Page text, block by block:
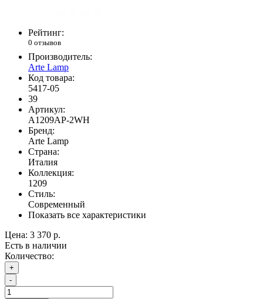
Рейтинг:
0 отзывов
Производитель:
Arte Lamp
Код товара:
5417-05
39
Артикул:
A1209AP-2WH
Бренд:
Arte Lamp
Страна:
Италия
Коллекция:
1209
Стиль:
Современный
Показать все характеристики
Цена: 3 370 р.
Есть в наличии
Количество:
+
-